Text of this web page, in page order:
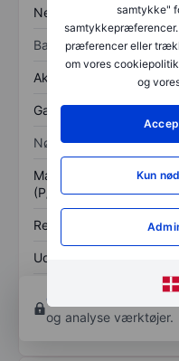
samtykke"
præferencer eller
om vores
og
Kun
Nettoresultat
Balance
Aktiver i alt
Gæld
Nøgletal
Markedsværdi/
(P/S)
Resultat pr. aktie (EPS)
Udbytte pr. aktie
Opret konto
og analyse værktøjer.